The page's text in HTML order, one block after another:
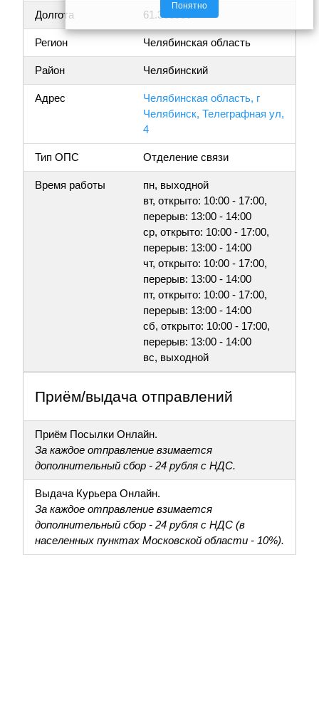
Долгота 61.368930
Регион Челябинская область
Район Челябинский
Адрес
Челябинская область, г
Челябинск, Телеграфная ул,
4
Тип ОПС Отделение связи
Время работы
пн, выходной
вт, открыто: 10:00 - 17:00,
перерыв: 13:00 - 14:00
ср, открыто: 10:00 - 17:00,
перерыв: 13:00 - 14:00
чт, открыто: 10:00 - 17:00,
перерыв: 13:00 - 14:00
пт, открыто: 10:00 - 17:00,
перерыв: 13:00 - 14:00
сб, открыто: 10:00 - 17:00,
перерыв: 13:00 - 14:00
вс, выходной
Приём/выдача отправлений
Приём Посылки Онлайн.
За каждое отправление взимается
дополнительный сбор - 24 рубля с НДС.
Выдача Курьера Онлайн.
За каждое отправление взимается
дополнительный сбор - 24 рубля с НДС (в
населенных пунктах Московской области - 10%).
Понятно